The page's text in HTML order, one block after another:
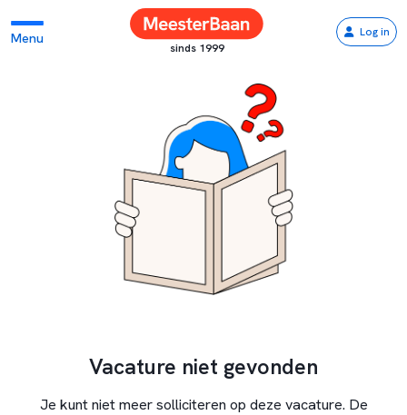
Menu
sinds 1999
Log in
Vacature niet gevonden
Je kunt niet meer solliciteren op deze vacature. De